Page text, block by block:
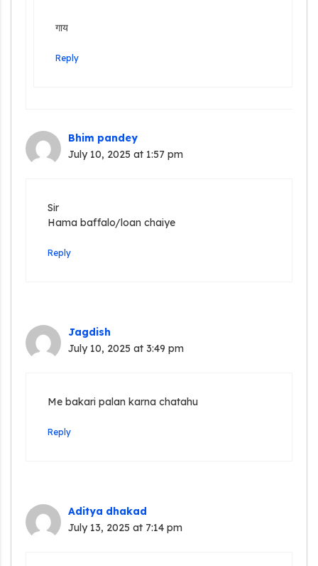
गाय
Reply
Bhim pandey
July 10, 2025 at 1:57 pm
Sir
Hama baffalo/loan chaiye
Reply
Jagdish
July 10, 2025 at 3:49 pm
Me bakari palan karna chatahu
Reply
Aditya dhakad
July 13, 2025 at 7:14 pm